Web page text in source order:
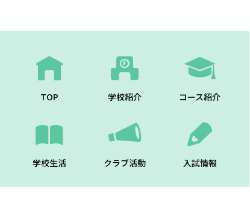
TOP 学校紹介 コース紹介
学校生活 クラブ活動 入試情報